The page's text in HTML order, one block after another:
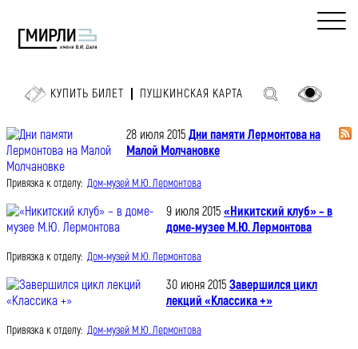
КУПИТЬ БИЛЕТ ПУШКИНСКАЯ КАРТА
28 июля 2015 Дни памяти Лермонтова на
Малой Молчановке
Привязка к отделу: Дом-музей М.Ю. Лермонтова
9 июля 2015 «Никитский клуб» – в
доме-музее М.Ю. Лермонтова
Привязка к отделу: Дом-музей М.Ю. Лермонтова
30 июня 2015 Завершился цикл
лекций «Классика +»
Привязка к отделу: Дом-музей М.Ю. Лермонтова